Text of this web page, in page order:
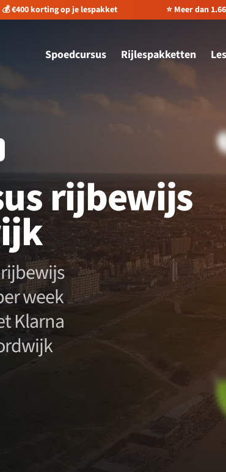
💰 €400 korting op je lespakket ⭐️ Meer dan
Spoedcursus Rijlespakketten
rijbewijs
week
Klarna